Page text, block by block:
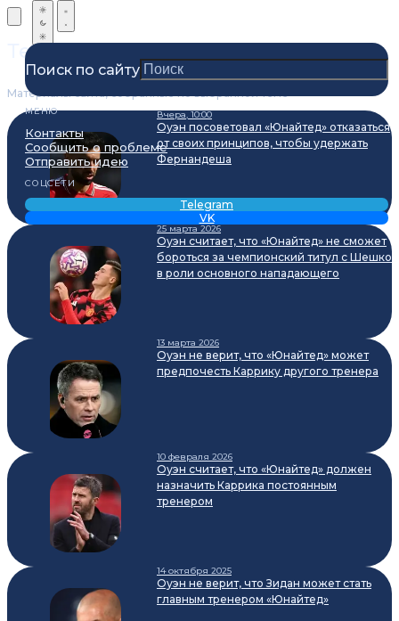
Поиск по сайту
МЕНЮ
Контакты
Сообщить о проблеме
Отправить идею
СОЦСЕТИ
Telegram
VK
Теги
Материалы сайта, собранные по выбранной теме
Вчера, 10:00
Оуэн посоветовал «Юнайтед» отказаться
от своих принципов, чтобы удержать
Фернандеша
25 марта 2026
Оуэн считает, что «Юнайтед» не сможет
бороться за чемпионский титул с Шешко
в роли основного нападающего
13 марта 2026
Оуэн не верит, что «Юнайтед» может
предпочесть Каррику другого тренера
10 февраля 2026
Оуэн считает, что «Юнайтед» должен
назначить Каррика постоянным
тренером
14 октября 2025
Оуэн не верит, что Зидан может стать
главным тренером «Юнайтед»